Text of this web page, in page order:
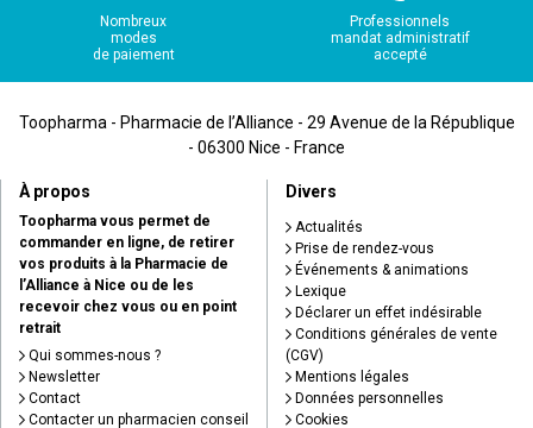
Nombreux
modes
de paiement
Professionnels
mandat administratif
accepté
Toopharma - Pharmacie de l’Alliance - 29 Avenue de la République
- 06300 Nice - France
À propos
Toopharma vous permet de
commander en ligne, de retirer
vos produits à la Pharmacie de
l’Alliance à Nice ou de les
recevoir chez vous ou en point
retrait
Qui sommes-nous ?
Newsletter
Contact
Contacter un pharmacien conseil
Divers
Actualités
Prise de rendez-vous
Événements & animations
Lexique
Déclarer un effet indésirable
Conditions générales de vente
(CGV)
Mentions légales
Données personnelles
Cookies